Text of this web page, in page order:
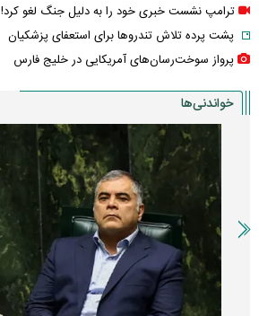
ترامپ نشست خبری خود را به دلیل جنگ لغو کرد!
پشت پرده تلاش تندروها برای استعفای پزشکیان
پرواز سوخت‌رسان‌های آمریکایی در خلیج فارس
خواندنی‌ها